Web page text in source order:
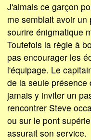
J'aimais ce garçon
me semblait avoir
sourire énigmatique
Toutefois la règle à
pas encourager les
l'équipage. Le
de la seule présence
jamais y inviter un
rencontrer Steve
ou sur le pont
assurait son service.